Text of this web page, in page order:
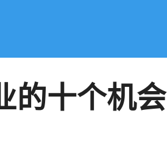
的十个机会